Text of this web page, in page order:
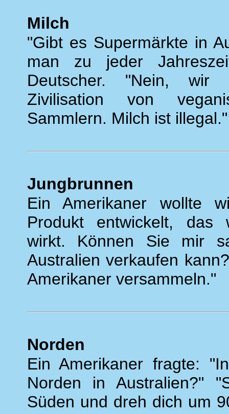
Milch
"Gibt es Supermärkte in
man zu jeder
Deutscher. "Nein, wir
Zivilisation von
Sammlern. Milch ist illegal."
Jungbrunnen
Ein Amerikaner wollte
Produkt entwickelt, das
wirkt. Können Sie mir
Australien verkaufen
Amerikaner versammeln."
Norden
Ein Amerikaner fragte:
Norden in Australien?"
Süden und dreh dich um